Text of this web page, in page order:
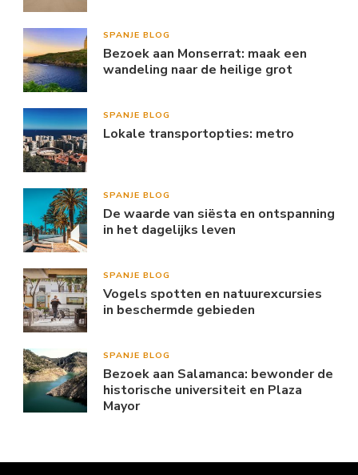
SPANJE BLOG
Bezoek aan Monserrat: maak een
wandeling naar de heilige grot
SPANJE BLOG
Lokale transportopties: metro
SPANJE BLOG
De waarde van siësta en ontspanning
in het dagelijks leven
SPANJE BLOG
Vogels spotten en natuurexcursies
in beschermde gebieden
SPANJE BLOG
Bezoek aan Salamanca: bewonder de
historische universiteit en Plaza
Mayor